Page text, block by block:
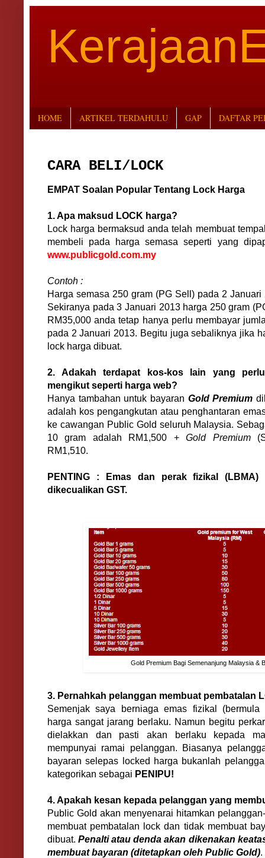
HOME ARTIKEL TERDAHULU GAP DAFTAR
CARA BELI/LOCK
EMPAT Soalan Popular Tentang Lock Harga
1. Apa maksud LOCK harga?
Lock harga bermaksud anda telah membuat
membeli pada harga semasa seperti yang
www.publicgold.com.my
Contoh :
Harga semasa 250 gram (PG Sell) pada 2
Sekiranya pada 3 Januari 2013 harga 250 gram
RM35,000 anda tetap hanya perlu membayar
pada 2 Januari 2013. Begitu juga sebaliknya jika
lock harga dibuat.
2. Adakah terdapat kos-kos lain yang
mengikut seperti harga web?
Hanya tambahan untuk bayaran Gold Premium
adalah kos pengangkutan atau penghantaran
ke cawangan Public Gold seluruh Malaysia.
10 gram adalah RM1,500 +Gold Premium
RM1,510.
PENTING : Emas dan perak fizikal (LBMA)
dikecualikan GST.
Gold Premium Bagi Semenanjung Malaysia &
3. Pernahkah pelanggan membuat pembatalan
Semenjak saya berniaga emas fizikal (bermula
harga sangat jarang berlaku. Namun begitu
dielakkan dan pasti akan berlaku kepada
mempunyai ramai pelanggan. Biasanya
bayaran selepas locked harga bukanlah
kategorikan sebagai PENIPU!
4. Apakah kesan kepada pelanggan yang
Public Gold akan menyenarai hitamkan
membuat pembatalan lock dan tidak membuat
dibuat.Penalti atau denda akan dikenakan
membuat bayaran (ditetapkan oleh Public Gold).